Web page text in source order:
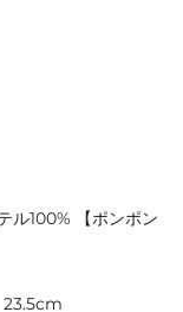
ル100% 【ポンポン
23.5cm